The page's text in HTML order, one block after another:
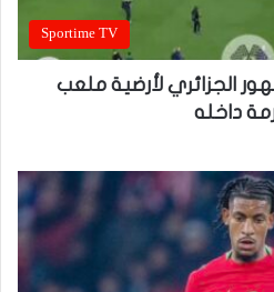
Sportime TV
الجزائري لأرضية ملعب
داخله